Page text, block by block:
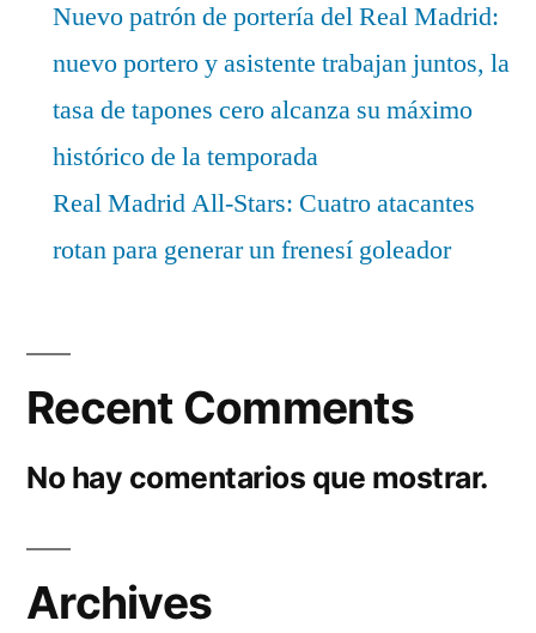
Nuevo patrón de portería del Real Madrid:
nuevo portero y asistente trabajan juntos, la
tasa de tapones cero alcanza su máximo
histórico de la temporada
Real Madrid All-Stars: Cuatro atacantes
rotan para generar un frenesí goleador
Recent Comments
No hay comentarios que mostrar.
Archives